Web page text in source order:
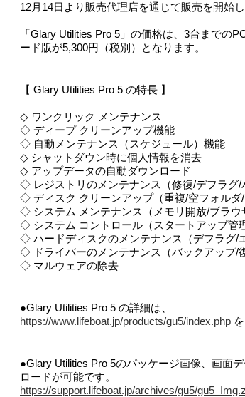
12月14日より販売代理店を通じて販売を開始し
「Glary Utilities Pro 5」の価格は、3台までの
ード版が5,300円（税別）となります。
【 Glary Utilities Pro 5 の特長 】
◇ ワンクリック メンテナンス
◇ ディープ クリーンアップ機能
◇ 自動メンテナンス（スケジュール）機能
◇ シャットダウン時に個人情報を消去
◇ アップデータの自動ダウンロード
◇ レジストリのメンテナンス（修復/デフラグ/
◇ ディスク クリーンアップ（重複/空フォルダ
◇ システム メンテナンス（メモリ開放/ブラウ
◇ システム コントロール（スタートアップ管
◇ ハードディスクのメンテナンス（デフラグ/
◇ ドライバーのメンテナンス（バックアップ/
◇ マルウェアの除去
●Glary Utilities Pro 5 の詳細は、
https://www.lifeboat.jp/products/gu5/index.php
●Glary Utilities Pro 5のパッケージ画像、画面
ロードが可能です。
https://support.lifeboat.jp/archives/gu5/